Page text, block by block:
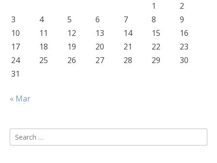
1
2
3
4 5 6 7 8
9
10
11 12 13 14 15
16
17
18 19 20 21 22
23
24
25 26 27 28 29
30
31
« Mar
Search
for: